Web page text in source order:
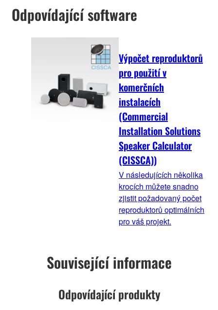
Odpovídající software
Výpočet reproduktorů
pro použití v
komerčních
instalacích
(Commercial
Installation Solutions
Speaker Calculator
(CISSCA))
V následujících několika
krocích můžete snadno
zjistit požadovaný počet
reproduktorů optimálních
pro váš projekt.
Související informace
Odpovídající produkty